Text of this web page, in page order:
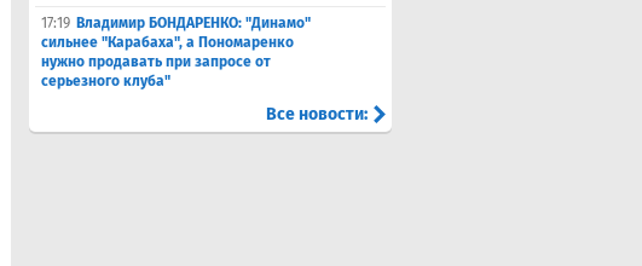
17:19 Владимир БОНДАРЕНКО: "Динамо"
сильнее "Карабаха", а Пономаренко
нужно продавать при запросе от
серьезного клуба"
Все новости: